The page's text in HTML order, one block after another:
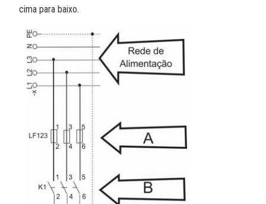
cima para baixo.